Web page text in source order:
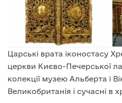
Царські врата іконостасу
церкви Києво-Печерської
колекції музею Альберта і
Великобританія і сучасні в